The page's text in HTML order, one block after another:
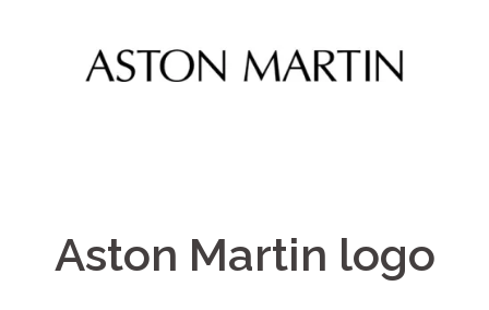
Aston Martin logo